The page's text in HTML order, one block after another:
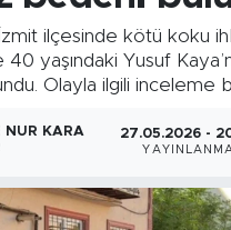
İzmit ilçesinde kötü koku
yaşındaki Yusuf
Olayla ilgili inceleme
NUR KARA 27.05.2026 -
Lig Puan Durumu ve
Haberleri
Arşivi